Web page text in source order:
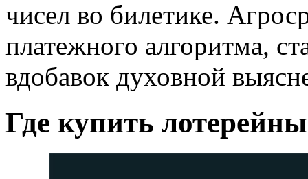
чисел во билетике.
платежного алгоритма,
вдобавок духовной
Где купить